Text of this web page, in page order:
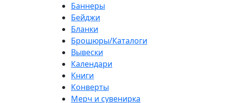
Баннеры
Бейджи
Бланки
Брошюры/Каталоги
Вывески
Календари
Книги
Конверты
Мерч и сувенирка